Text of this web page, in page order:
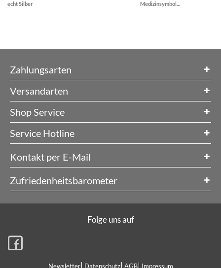
echt Silber
Medizinsymbol...
Zahlungsarten
Versandarten
Shop Service
Service Hotline
Kontakt per E-Mail
Zufriedenheitsbarometer
Newsletter Datenschutz AGB Impressum
Folge uns auf